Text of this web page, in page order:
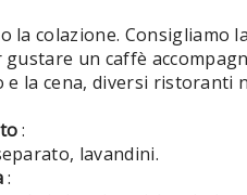
la colazione. Consigliamo
un caffè
e la cena, diversi ristoranti
:
lavandini.
: